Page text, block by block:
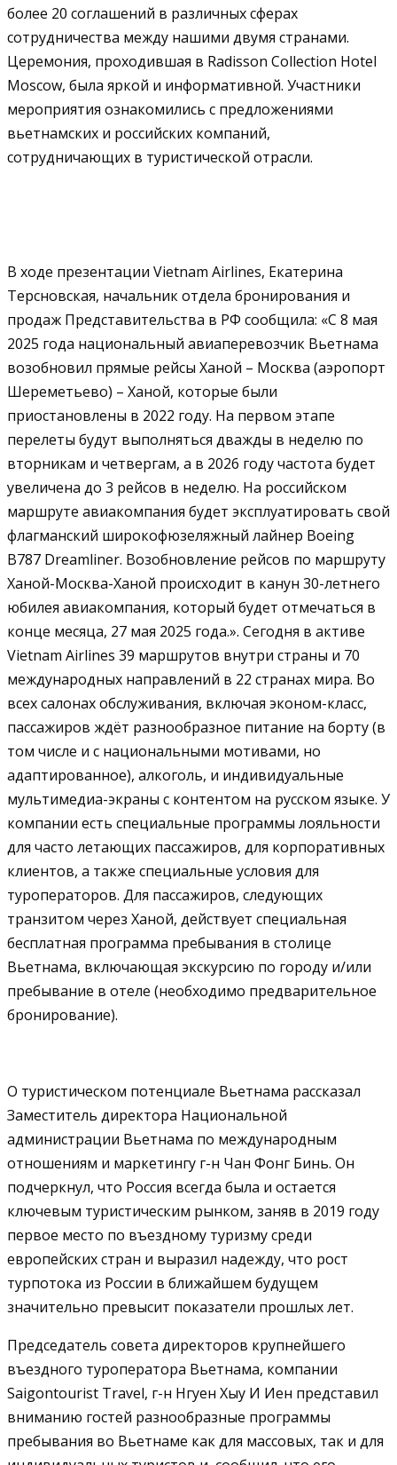
более 20 соглашений в различных сферах
сотрудничества между нашими двумя странами.
Церемония, проходившая в Radisson Collection Hotel
Moscow, была яркой и информативной. Участники
мероприятия ознакомились с предложениями
вьетнамских и российских компаний,
сотрудничающих в туристической отрасли.
В ходе презентации Vietnam Airlines, Екатерина
Терсновская, начальник отдела бронирования и
продаж Представительства в РФ сообщила: «С 8 мая
2025 года национальный авиаперевозчик Вьетнама
возобновил прямые рейсы Ханой – Москва (аэропорт
Шереметьево) – Ханой, которые были
приостановлены в 2022 году. На первом этапе
перелеты будут выполняться дважды в неделю по
вторникам и четвергам, а в 2026 году частота будет
увеличена до 3 рейсов в неделю. На российском
маршруте авиакомпания будет эксплуатировать свой
флагманский широкофюзеляжный лайнер Boeing
B787 Dreamliner. Возобновление рейсов по маршруту
Ханой-Москва-Ханой происходит в канун 30-летнего
юбилея авиакомпания, который будет отмечаться в
конце месяца, 27 мая 2025 года.». Сегодня в активе
Vietnam Airlines 39 маршрутов внутри страны и 70
международных направлений в 22 странах мира. Во
всех салонах обслуживания, включая эконом-класс,
пассажиров ждёт разнообразное питание на борту (в
том числе и с национальными мотивами, но
адаптированное), алкоголь, и индивидуальные
мультимедиа-экраны с контентом на русском языке. У
компании есть специальные программы лояльности
для часто летающих пассажиров, для корпоративных
клиентов, а также специальные условия для
туроператоров. Для пассажиров, следующих
транзитом через Ханой, действует специальная
бесплатная программа пребывания в столице
Вьетнама, включающая экскурсию по городу и/или
пребывание в отеле (необходимо предварительное
бронирование).
О туристическом потенциале Вьетнама рассказал
Заместитель директора Национальной
администрации Вьетнама по международным
отношениям и маркетингу г-н Чан Фонг Бинь. Он
подчеркнул, что Россия всегда была и остается
ключевым туристическим рынком, заняв в 2019 году
первое место по въездному туризму среди
европейских стран и выразил надежду, что рост
турпотока из России в ближайшем будущем
значительно превысит показатели прошлых лет.
Председатель совета директоров крупнейшего
въездного туроператора Вьетнама, компании
Saigontourist Travel, г-н Нгуен Хыу И Иен представил
вниманию гостей разнообразные программы
пребывания во Вьетнаме как для массовых, так и для